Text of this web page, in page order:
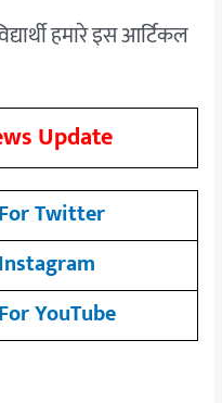
हमारे इस आर्टिकल
Update
For Twitter
Instagram
For YouTube